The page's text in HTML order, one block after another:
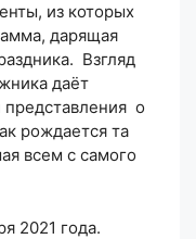
из которых
дарящая
Взгляд
даёт
о
рождается та
всем с самого
2021 года.